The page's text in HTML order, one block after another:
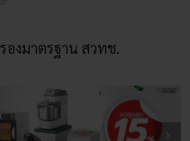
องมาตรฐาน สวทช.